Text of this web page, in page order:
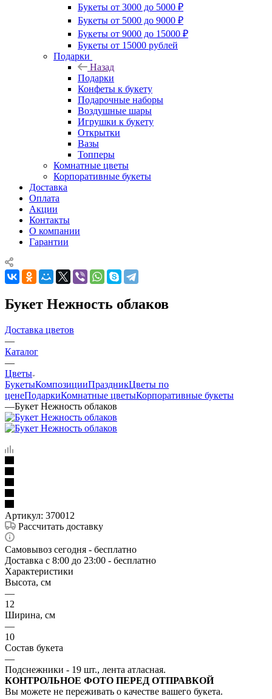
Букеты от 3000 до 5000 ₽
Букеты от 5000 до 9000 ₽
Букеты от 9000 до 15000 ₽
Букеты от 15000 рублей
Подарки
Назад
Подарки
Конфеты к букету
Подарочные наборы
Воздушные шары
Игрушки к букету
Открытки
Вазы
Топперы
Комнатные цветы
Корпоративные букеты
Доставка
Оплата
Акции
Контакты
О компании
Гарантии
Букет Нежность облаков
Доставка цветов
—
Каталог
—
Цветы
БукетыКомпозицииПраздникЦветы по
ценеПодаркиКомнатные цветыКорпоративные букеты
—Букет Нежность облаков
Артикул: 370012
Рассчитать доставку
Самовывоз сегодня - бесплатно
Доставка c 8:00 до 23:00 - бесплатно
Характеристики
Высота, см
—
12
Ширина, см
—
10
Состав букета
—
Подснежники - 19 шт., лента атласная.
КОНТРОЛЬНОЕ ФОТО ПЕРЕД ОТПРАВКОЙ
Вы можете не переживать о качестве вашего букета.